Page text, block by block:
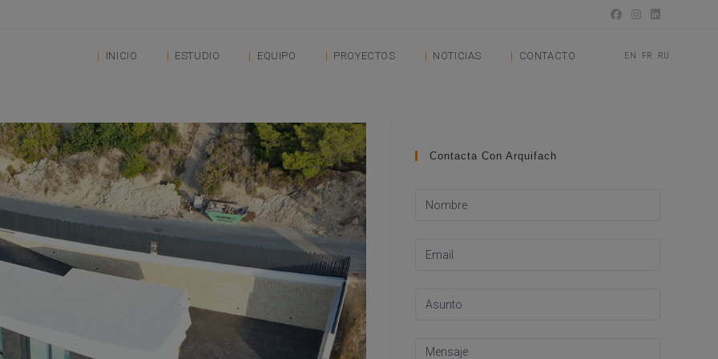
INICIO ESTUDIO EQUIPO PROYECTOS NOTICIAS CONTACTO EN FR RU
Contacta Con Arquifach